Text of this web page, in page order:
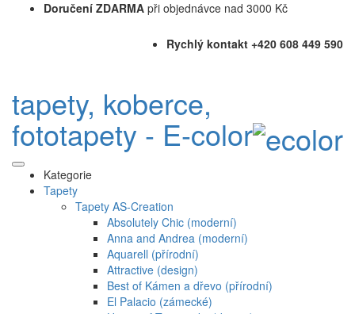
Doručení ZDARMA při objednávce nad 3000 Kč
Rychlý kontakt +420 608 449 590
tapety, koberce,
fototapety - E-color
Kategorie
Tapety
Tapety AS-Creation
Absolutely Chic (moderní)
Anna and Andrea (moderní)
Aquarell (přírodní)
Attractive (design)
Best of Kámen a dřevo (přírodní)
El Palacio (zámecké)